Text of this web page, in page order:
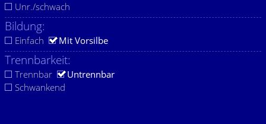
Unr./schwach
Bildung:
Einfach Mit Vorsilbe
Trennbarkeit:
Trennbar
Untrennbar
Schwankend